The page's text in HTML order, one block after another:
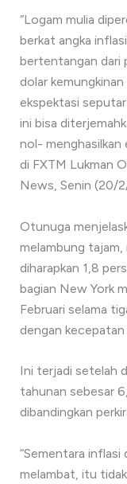
“Logam mulia
berkat angka
bertentangan dari
dolar
ekspektasi
ini bisa
nol- menghasilkan
di FXTM Lukman
News, Senin (20/
Otunuga
melambung tajam,
diharapkan 1,8
bagian New York
Februari selama
dengan kecepatan
Ini terjadi setelah
tahunan sebesar
dibandingkan
“Sementara
melambat, itu